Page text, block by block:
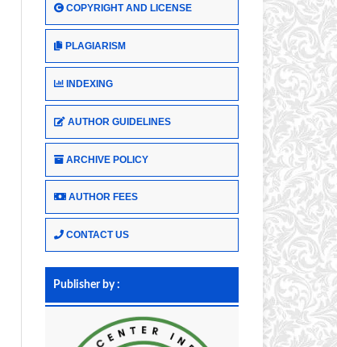
COPYRIGHT AND LICENSE
PLAGIARISM
INDEXING
AUTHOR GUIDELINES
ARCHIVE POLICY
AUTHOR FEES
CONTACT US
Publisher by :